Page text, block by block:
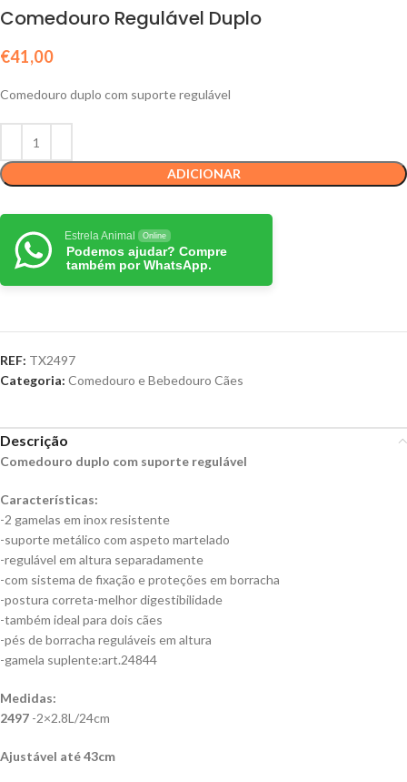
Comedouro Regulável Duplo
€41,00
Comedouro duplo com suporte regulável
ADICIONAR
Estrela Animal Online
Podemos ajudar? Compre
também por WhatsApp.
REF: TX2497
Categoria: Comedouro e Bebedouro Cães
Descrição
Comedouro duplo com suporte regulável
Características:
-2 gamelas em inox resistente
-suporte metálico com aspeto martelado
-regulável em altura separadamente
-com sistema de fixação e proteções em borracha
-postura correta-melhor digestibilidade
-também ideal para dois cães
-pés de borracha reguláveis em altura
-gamela suplente:art.24844
Medidas:
2497 -2×2.8L/24cm
Ajustável até 43cm